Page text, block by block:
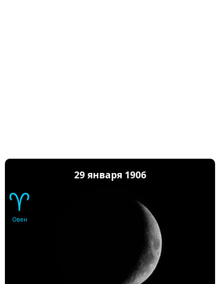
29 января 1906
♈
Овен